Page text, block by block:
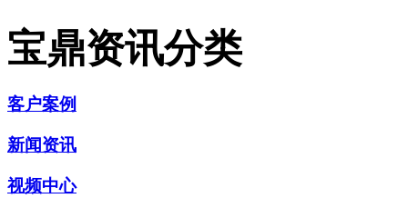
宝鼎资讯分类
客户案例
新闻资讯
视频中心